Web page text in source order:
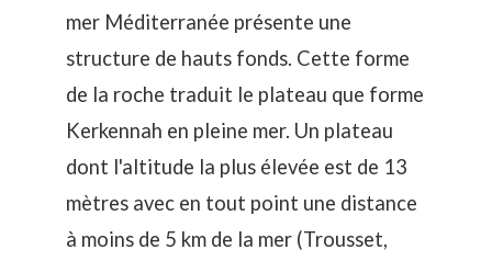
mer Méditerranée présente une
structure de hauts fonds. Cette forme
de la roche traduit le plateau que forme
Kerkennah en pleine mer. Un plateau
dont l'altitude la plus élevée est de 13
mètres avec en tout point une distance
à moins de 5 km de la mer (Trousset,